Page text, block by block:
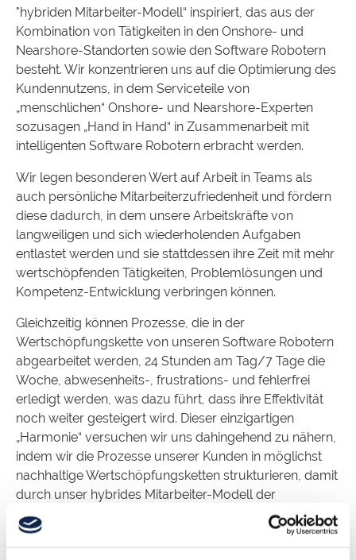
"hybriden Mitarbeiter-Modell“ inspiriert, das aus der
Kombination von Tätigkeiten in den Onshore- und
Nearshore-Standorten sowie den Software Robotern
besteht. Wir konzentrieren uns auf die Optimierung des
Kundennutzens, in dem Serviceteile von
„menschlichen“ Onshore- und Nearshore-Experten
sozusagen „Hand in Hand“ in Zusammenarbeit mit
intelligenten Software Robotern erbracht werden.
Wir legen besonderen Wert auf Arbeit in Teams als
auch persönliche Mitarbeiterzufriedenheit und fördern
diese dadurch, in dem unsere Arbeitskräfte von
langweiligen und sich wiederholenden Aufgaben
entlastet werden und sie stattdessen ihre Zeit mit mehr
wertschöpfenden Tätigkeiten, Problemlösungen und
Kompetenz-Entwicklung verbringen können.
Gleichzeitig können Prozesse, die in der
Wertschöpfungskette von unseren Software Robotern
abgearbeitet werden, 24 Stunden am Tag/7 Tage die
Woche, abwesenheits-, frustrations- und fehlerfrei
erledigt werden, was dazu führt, dass ihre Effektivität
noch weiter gesteigert wird. Dieser einzigartigen
„Harmonie“ versuchen wir uns dahingehend zu nähern,
indem wir die Prozesse unserer Kunden in möglichst
nachhaltige Wertschöpfungsketten strukturieren, damit
durch unser hybrides Mitarbeiter-Modell der
bestmögliche Kundennutzen und -mehrwert erbracht
wird.